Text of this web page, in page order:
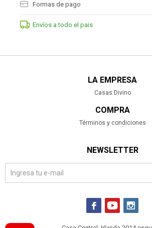
Formas de pago
Envíos a todo el pais
LA EMPRESA
Casas Divino
COMPRA
Términos y condiciones
NEWSLETTER
  